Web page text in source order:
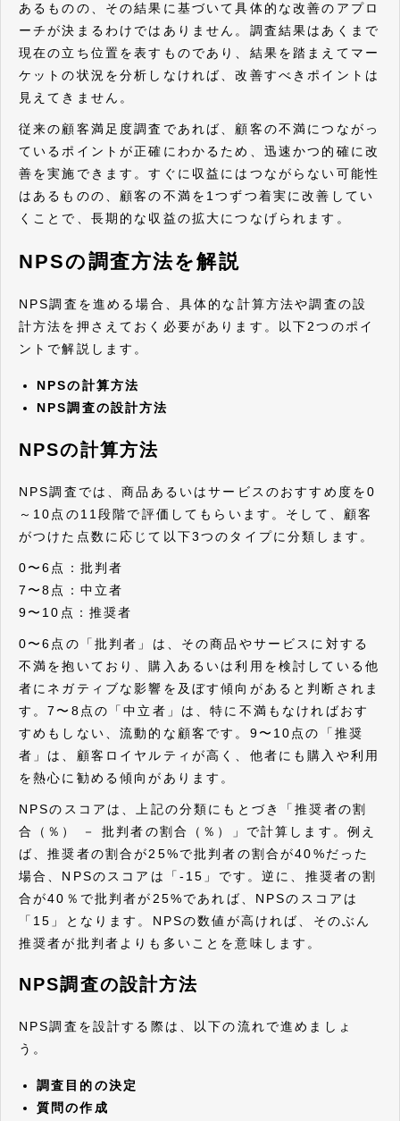
あるものの、その結果に基づいて具体的な改善のアプロ
ーチが決まるわけではありません。調査結果はあくまで
現在の立ち位置を表すものであり、結果を踏まえてマー
ケットの状況を分析しなければ、改善すべきポイントは
見えてきません。
従来の顧客満足度調査であれば、顧客の不満につながっ
ているポイントが正確にわかるため、迅速かつ的確に改
善を実施できます。すぐに収益にはつながらない可能性
はあるものの、顧客の不満を1つずつ着実に改善してい
くことで、長期的な収益の拡大につなげられます。
NPSの調査方法を解説
NPS調査を進める場合、具体的な計算方法や調査の設
計方法を押さえておく必要があります。以下2つのポイ
ントで解説します。
NPSの計算方法
NPS調査の設計方法
NPSの計算方法
NPS調査では、商品あるいはサービスのおすすめ度を0
～10点の11段階で評価してもらいます。そして、顧客
がつけた点数に応じて以下3つのタイプに分類します。
0〜6点：批判者
7〜8点：中立者
9〜10点：推奨者
0〜6点の「批判者」は、その商品やサービスに対する
不満を抱いており、購入あるいは利用を検討している他
者にネガティブな影響を及ぼす傾向があると判断されま
す。7〜8点の「中立者」は、特に不満もなければおす
すめもしない、流動的な顧客です。9〜10点の「推奨
者」は、顧客ロイヤルティが高く、他者にも購入や利用
を熱心に勧める傾向があります。
NPSのスコアは、上記の分類にもとづき「推奨者の割
合（％） － 批判者の割合（％）」で計算します。例え
ば、推奨者の割合が25%で批判者の割合が40%だった
場合、NPSのスコアは「-15」です。逆に、推奨者の割
合が40％で批判者が25%であれば、NPSのスコアは
「15」となります。NPSの数値が高ければ、そのぶん
推奨者が批判者よりも多いことを意味します。
NPS調査の設計方法
NPS調査を設計する際は、以下の流れで進めましょ
う。
調査目的の決定
質問の作成